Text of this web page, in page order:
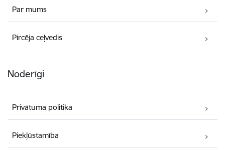
Par mums
Pircēja ceļvedis
Noderīgi
Privātuma politika
Piekļūstamība